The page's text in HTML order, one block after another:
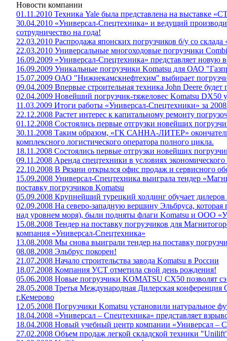
Новости компании
01.11.2010 Техника Yale была представлена на выставке
30.04.2010 «Универсал-Спецтехника» и ведущий
сотрудничество на года!
22.03.2010 Распродажа японских погрузчиков б/у со
22.03.2010 Универсальные многоходовые погрузчики
16.09.2009 «Универсал-Спецтехника» представляет
16.09.2009 Уникальные погрузчики Komatsu для ОАО
15.07.2009 ОАО "Нижнекамскнефтехим" выбирает
09.04.2009 Впервые строительная техника John Deere будет
02.04.2009 Новейший погрузчик-тяжеловес Komatsu DX50
11.03.2009 Итоги работы «Универсал-Спецтехники» за
22.12.2008 Растет интерес к капитальному ремонту
01.12.2008 Состоялись первые отгрузки новейших
30.11.2008 Таким образом, «ГК САННА-ЛИТЕР»
комплексного логистического оператора полного цикла.
18.11.2008 Состоялись первые отгрузки новейших
09.11.2008 Аренда спецтехники в условиях экономического
22.10.2008 В Рязани открылся офис продаж и сервисного
15.09.2008 Универсал-Спецтехника выиграла тендер
поставку погрузчиков Komatsu
05.09.2008 Крупнейший турецкий холдинг обучает
02.09.2008 На северо-западную вершину Эльбруса,
над уровнем моря), были подняты флаги Komatsu и ООО
15.08.2008 Тендер на поставку погрузчиков для
компания «Универсал-Спецтехника»
13.08.2008 Мы снова выиграли тендер на поставку
08.08.2008 Эльбрус покорен!
21.07.2008 Начало строительства завода Komatsu в России
18.07.2008 Компания УСТ отметила свой день рождения!
05.06.2008 Новые погрузчики KOMATSU СХ50 позволят
28.05.2008 Третья Международная Дилерская
г.Кемерово
12.05.2008 Погрузчики Komatsu установили натуральное
18.04.2008 «Универсал – Спецтехника» представляет
18.04.2008 Новый учебный центр компании «Универсал –
27.02.2008 Объем продаж легкой складской техники